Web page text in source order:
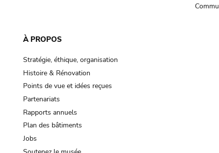
À PROPOS
Stratégie, éthique, organisation
Histoire & Rénovation
Points de vue et idées reçues
Partenariats
Rapports annuels
Plan des bâtiments
Jobs